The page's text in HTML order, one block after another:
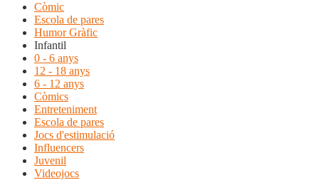
Còmic
Escola de pares
Humor Gràfic
Infantil
0 - 6 anys
12 - 18 anys
6 - 12 anys
Còmics
Entreteniment
Escola de pares
Jocs d'estimulació
Influencers
Juvenil
Videojocs